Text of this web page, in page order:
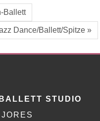
Ballett
Dance/Ballett/Spitze »
STUDIO